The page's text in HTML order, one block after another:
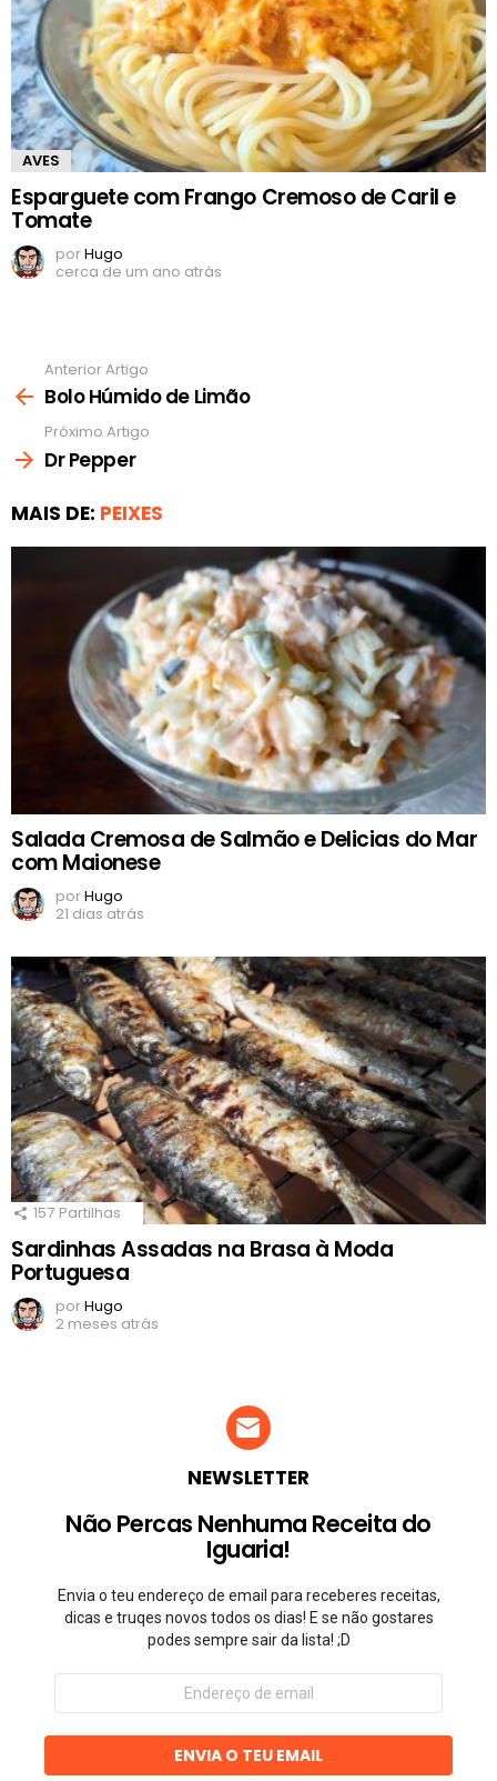
AVES
Esparguete com Frango Cremoso de Caril e
Tomate
porHugo
cerca de um ano atrás
mais
Anterior Artigo
Bolo Húmido de Limão
Próximo Artigo
Dr Pepper
MAIS DE: PEIXES
Salada Cremosa de Salmão e Delicias do Mar
com Maionese
porHugo
21 dias atrás
157 Partilhas
Sardinhas Assadas na Brasa à Moda
Portuguesa
porHugo
2 meses atrás
NEWSLETTER
Não Percas Nenhuma Receita do
Iguaria!
Envia o teu endereço de email para receberes receitas,
dicas e truqes novos todos os dias! E se não gostares
podes sempre sair da lista! ;D
Endereço
email
ENVIA O TEU EMAIL